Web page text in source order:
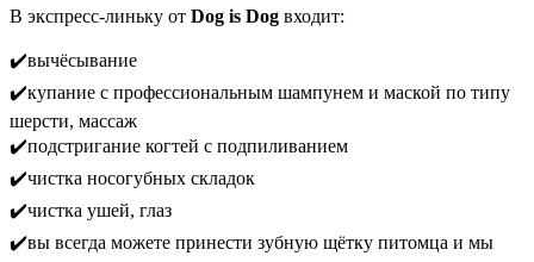
В экспресс-линьку от Dog is Dog входит:
✔️вычёсывание
✔️купание с профессиональным шампунем и маской по типу
шерсти, массаж
✔️подстригание когтей с подпиливанием
✔️чистка носогубных складок
✔️чистка ушей, глаз
✔️вы всегда можете принести зубную щётку питомца и мы